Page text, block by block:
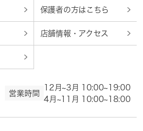
保護者の方はこちら
店舗情報・アクセス
営業時間
12月~3月 10:00~19:00
4月~11月 10:00~18:00